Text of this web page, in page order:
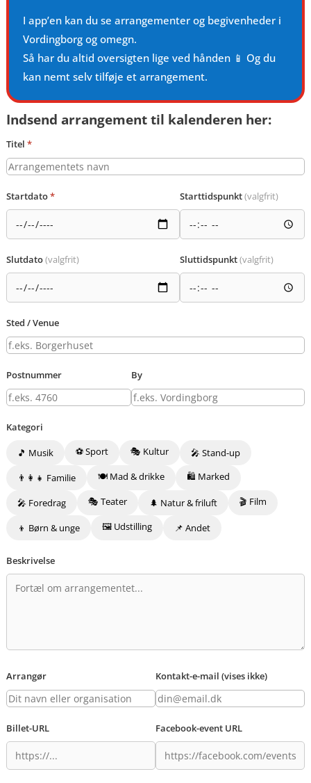
I app’en kan du se arrangementer og begivenheder i
Vordingborg og omegn.
Så har du altid oversigten lige ved hånden 📱 Og du
kan nemt selv tilføje et arrangement.
Indsend arrangement til kalenderen her:
Titel *
Startdato* Starttidspunkt(valgfrit)
Slutdato(valgfrit) Sluttidspunkt(valgfrit)
Sted / Venue
Postnummer By
Kategori
🎵 Musik ⚽ Sport 🎭 Kultur
🎤 Stand-up
👨‍👩‍👧 Familie
🍽️ Mad & drikke 🛍️ Marked
🎤 Foredrag 🎭 Teater 🌲 Natur & friluft 🎬 Film
👦 Børn & unge 🖼️ Udstilling 📌 Andet
Beskrivelse
Arrangør Kontakt-e-mail (vises ikke)
Billet-URL Facebook-event URL